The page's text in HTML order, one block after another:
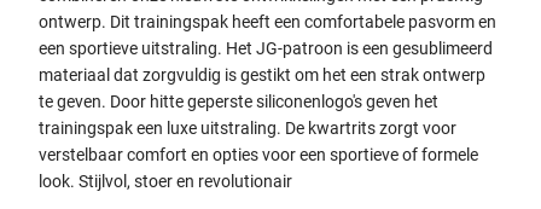
ontwerp. Dit trainingspak heeft een comfortabele pasvorm en
een sportieve uitstraling. Het JG-patroon is een gesublimeerd
materiaal dat zorgvuldig is gestikt om het een strak ontwerp
te geven. Door hitte geperste siliconenlogo's geven het
trainingspak een luxe uitstraling. De kwartrits zorgt voor
verstelbaar comfort en opties voor een sportieve of formele
look. Stijlvol, stoer en revolutionair